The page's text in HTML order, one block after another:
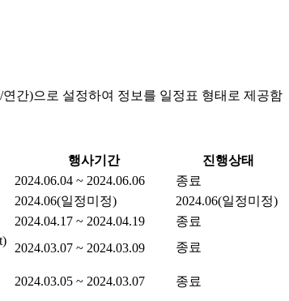
간)으로 설정하여 정보를 일정표 형태로 제공함
행사기간
진행상태
2024.06.04 ~ 2024.06.06
종료
2024.06(일정미정)
2024.06(일정미정)
2024.04.17 ~ 2024.04.19
종료
2024.03.07 ~ 2024.03.09
종료
2024.03.05 ~ 2024.03.07 종료